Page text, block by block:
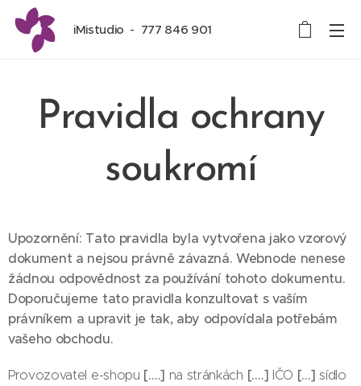
iMistudio - 777 846 901
Pravidla ochrany
soukromí
Upozornění: Tato pravidla byla vytvořena jako vzorový
dokument a nejsou právně závazná. Webnode nenese
žádnou odpovědnost za používání tohoto dokumentu.
Doporučujeme tato pravidla konzultovat s vaším
právníkem a upravit je tak, aby odpovídala potřebám
vašeho obchodu.
Provozovatel e-shopu [….] na stránkách [….] IČO […] sídlo